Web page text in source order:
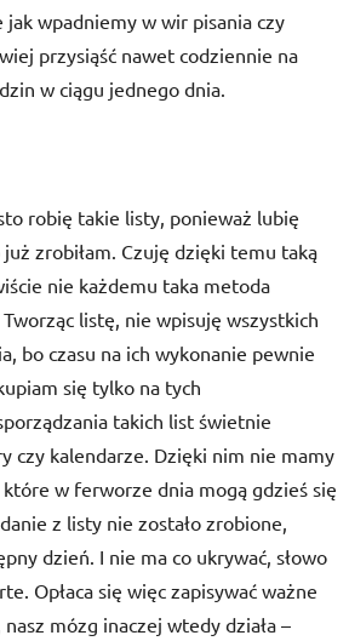
jak wpadniemy w wir pisania czy
przysiąść nawet codziennie na
w ciągu jednego dnia.
robię takie listy, ponieważ lubię
zrobiłam. Czuję dzięki temu taką
nie każdemu taka metoda
listę, nie wpisuję wszystkich
bo czasu na ich wykonanie pewnie
się tylko na tych
takich list świetnie
czy kalendarze. Dzięki nim nie mamy
w ferworze dnia mogą gdzieś się
z listy nie zostało zrobione,
dzień. I nie ma co ukrywać, słowo
Opłaca się więc zapisywać ważne
mózg inaczej wtedy działa –